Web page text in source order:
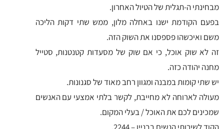
מבחינתי ה-תגלית של הטיול האחרון.
בפעם הקודמת ישנו באחלה מלון, ממש שתי דקות הליכה
משם ואיכשהו פספסנו את השוק הזה.
זה לא שוק אוכל, כי אם שוק של מסעדות קטנטנות, סטייל
מחנה יהודה כזה.
יש שתי קומות במבנה ומגוון רחב מאוד של סגנונות.
מעולה לארוחה לא מחייבת, לקשר בלתי אמצעי עם האנשים
שמכינים לכם את האוכל / בעלי המקום.